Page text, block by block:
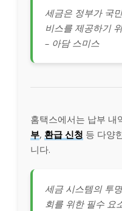
세금은 정부가 국
비스를 제공하기
– 아담 스미스
홈택스에서는 납부 내
부, 환급 신청 등 다양
니다.
세금 시스템의 투
회를 위한 필수 요